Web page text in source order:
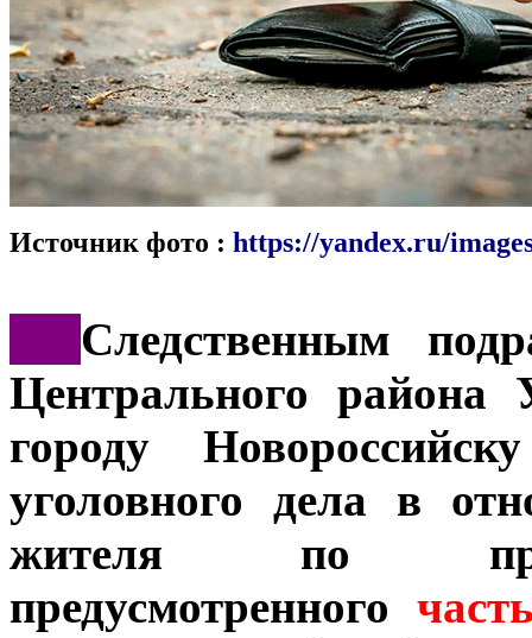
Источник фото : https://yandex.ru/
Следственным
Центрального
городу
уголовного дела в
жителя по
предусмотренного